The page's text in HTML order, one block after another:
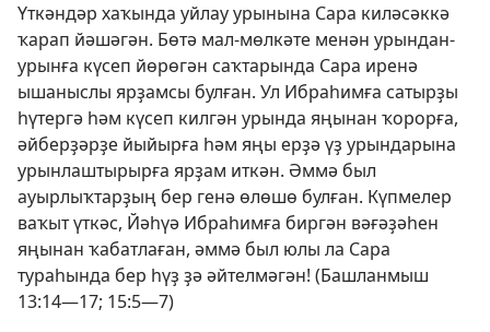
Үткәндәр хаҡында уйлау урынына Сара киләсәккә
ҡарап йәшәгән. Бөтә мал-мөлкәте менән урындан-
урынға күсеп йөрөгән саҡтарында Сара иренә
ышаныслы ярҙамсы булған. Ул Ибраһимға сатырҙы
һүтергә һәм күсеп килгән урында яңынан ҡорорға,
әйберҙәрҙе йыйырға һәм яңы ерҙә үҙ урындарына
урынлаштырырға ярҙам иткән. Әммә был
ауырлыҡтарҙың бер генә өлөшө булған. Күпмелер
ваҡыт үткәс, Йәһүә Ибраһимға биргән вәғәҙәһен
яңынан ҡабатлаған, әммә был юлы ла Сара
тураһында бер һүҙ ҙә әйтелмәгән! (Башланмыш
13:14—17; 15:5—7)